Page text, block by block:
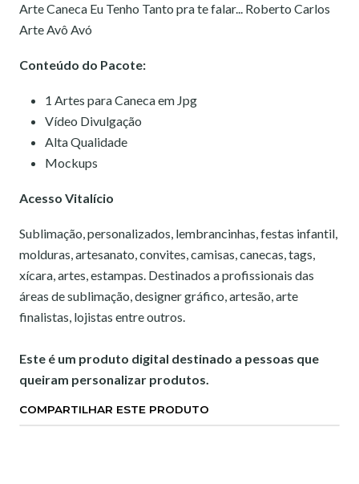
Arte Caneca Eu Tenho Tanto pra te falar... Roberto Carlos
Arte Avô Avó
Conteúdo do Pacote:
1 Artes para Caneca em Jpg
Vídeo Divulgação
Alta Qualidade
Mockups
Acesso Vitalício
Sublimação, personalizados, lembrancinhas, festas infantil,
molduras, artesanato, convites, camisas, canecas, tags,
xícara, artes, estampas. Destinados a profissionais das
áreas de sublimação, designer gráfico, artesão, arte
finalistas, lojistas entre outros.
Este é um produto digital destinado a pessoas que
queiram personalizar produtos.
COMPARTILHAR ESTE PRODUTO